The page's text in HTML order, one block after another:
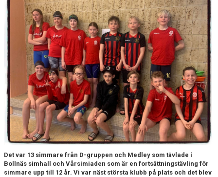
FJÄRRANHÖJDERBADET
HARNÄSBADET
Det var 13 simmare från D-gruppen och Medley som tävlade i
Bollnäs simhall och Vårsimiaden som är en fortsättningstävling för
simmare upp till 12 år. Vi var näst största klubb på plats och det blev